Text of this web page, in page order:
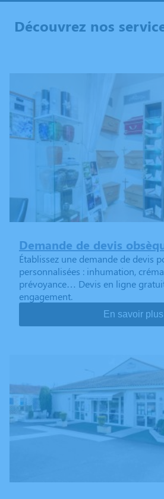
Découvrez nos
Demande de devis
Établissez une demande de devis
personnalisées : inhumation,
prévoyance… Devis en ligne
engagement.
En savoir plus